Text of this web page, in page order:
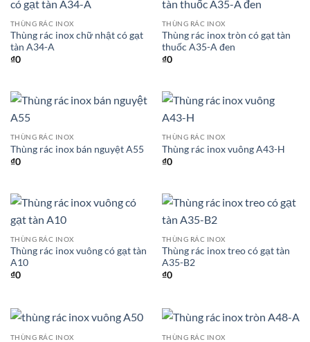
THÙNG RÁC INOX
Thùng rác inox chữ nhật có gạt
tàn A34-A
₫0
THÙNG RÁC INOX
Thùng rác inox tròn có gạt tàn
thuốc A35-A đen
₫0
THÙNG RÁC INOX
Thùng rác inox bán nguyệt A55
₫0
THÙNG RÁC INOX
Thùng rác inox vuông A43-H
₫0
THÙNG RÁC INOX
Thùng rác inox vuông có gạt tàn
A10
₫0
THÙNG RÁC INOX
Thùng rác inox treo có gạt tàn
A35-B2
₫0
THÙNG RÁC INOX THÙNG RÁC INOX